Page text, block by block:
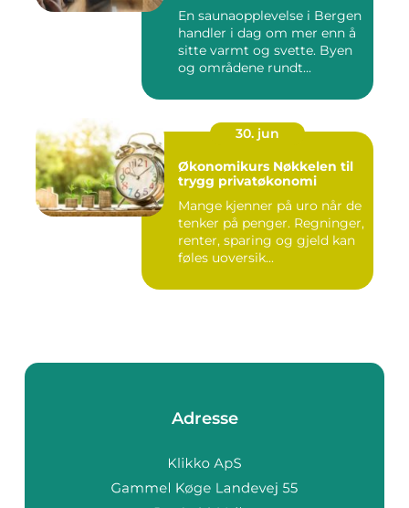
En saunaopplevelse i Bergen
handler i dag om mer enn å
sitte varmt og svette. Byen
og områdene rundt...
30. jun
Økonomikurs Nøkkelen til
trygg privatøkonomi
Mange kjenner på uro når de
tenker på penger. Regninger,
renter, sparing og gjeld kan
føles uoversik...
Adresse